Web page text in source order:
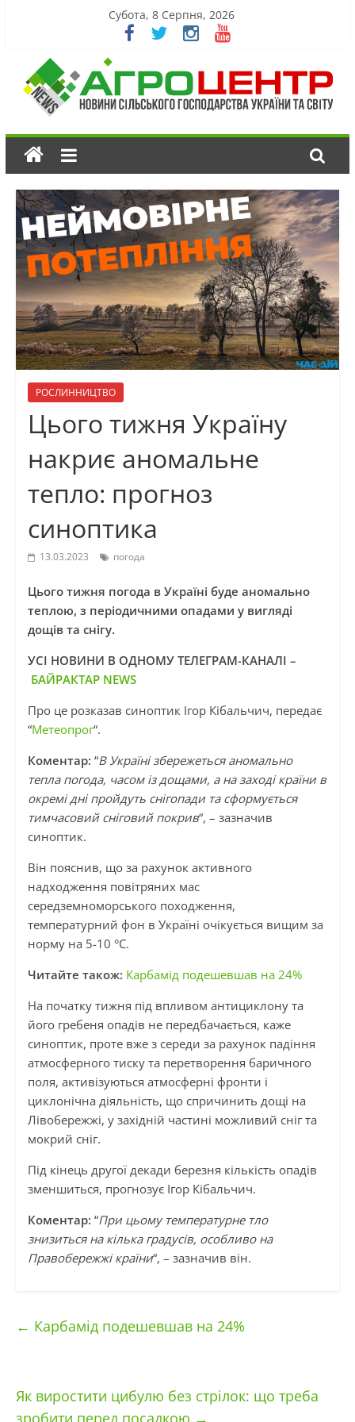
Субота, 8 Серпня, 2026
РОСЛИННИЦТВО
Цього тижня Україну
накриє аномальне
тепло: прогноз
синоптика
13.03.2023 погода
Цього тижня погода в Україні буде аномально
теплою, з періодичними опадами у вигляді
дощів та снігу.
УСІ НОВИНИ В ОДНОМУ ТЕЛЕГРАМ-КАНАЛІ –
БАЙРАКТАР NEWS
Про це розказав синоптик Ігор Кібальчич, передає
“Метеопрог“.
Коментар: “В Україні збережеться аномально
тепла погода, часом із дощами, а на заході країни в
окремі дні пройдуть снігопади та сформується
тимчасовий сніговий покрив“, – зазначив
синоптик.
Він пояснив, що за рахунок активного
надходження повітряних мас
середземноморського походження,
температурний фон в Україні очікується вищим за
норму на 5-10 °С.
Читайте також: Карбамід подешевшав на 24%
На початку тижня під впливом антициклону та
його гребеня опадів не передбачається, каже
синоптик, проте вже з середи за рахунок падіння
атмосферного тиску та перетворення баричного
поля, активізуються атмосферні фронти і
циклонічна діяльність, що спричинить дощі на
Лівобережжі, у західній частині можливий сніг та
мокрий сніг.
Під кінець другої декади березня кількість опадів
зменшиться, прогнозує Ігор Кібальчич.
Коментар: “При цьому температурне тло
знизиться на кілька градусів, особливо на
Правобережжі країни“, – зазначив він.
← Карбамід подешевшав на 24%
Як виростити цибулю без стрілок: що треба
зробити перед посадкою →